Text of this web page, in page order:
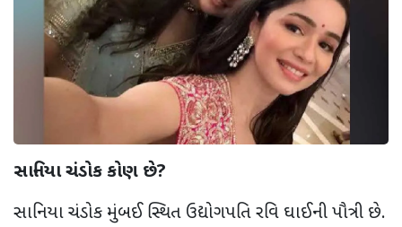
સાનિયા ચંડોક કોણ છે?
સાનિયા ચંડોક મુંબઈ સ્થિત ઉદ્યોગપતિ રવિ ઘાઈની પૌત્રી છે.